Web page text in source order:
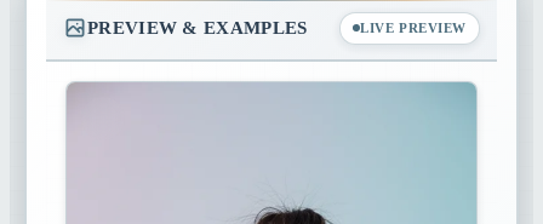
PREVIEW & EXAMPLES LIVE PREVIEW